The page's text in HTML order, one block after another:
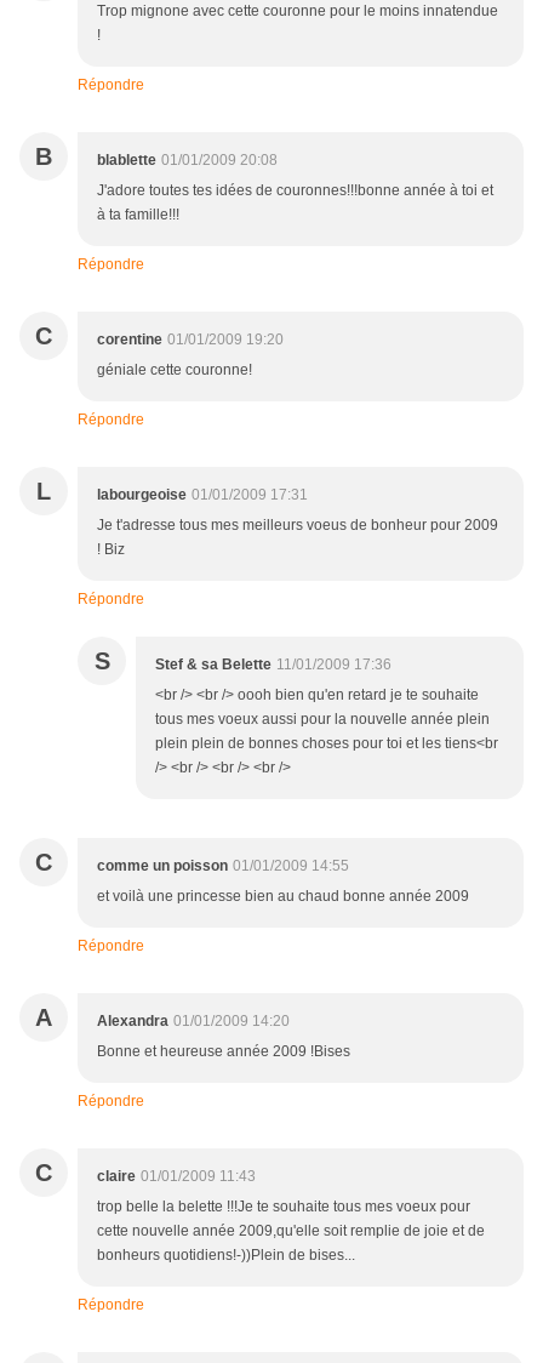
Trop mignone avec cette couronne pour le moins innatendue
!
Répondre
B blablette 01/01/2009 20:08
J'adore toutes tes idées de couronnes!!!bonne année à toi et
à ta famille!!!
Répondre
C corentine 01/01/2009 19:20
géniale cette couronne!
Répondre
L labourgeoise 01/01/2009 17:31
Je t'adresse tous mes meilleurs voeus de bonheur pour 2009
! Biz
Répondre
S Stef & sa Belette 11/01/2009 17:36
<br /> <br /> oooh bien qu'en retard je te souhaite
tous mes voeux aussi pour la nouvelle année plein
plein plein de bonnes choses pour toi et les tiens<br
/> <br /> <br /> <br />
C comme un poisson 01/01/2009 14:55
et voilà une princesse bien au chaud bonne année 2009
Répondre
A Alexandra 01/01/2009 14:20
Bonne et heureuse année 2009 !Bises
Répondre
C claire 01/01/2009 11:43
trop belle la belette !!!Je te souhaite tous mes voeux pour
cette nouvelle année 2009,qu'elle soit remplie de joie et de
bonheurs quotidiens!-))Plein de bises...
Répondre